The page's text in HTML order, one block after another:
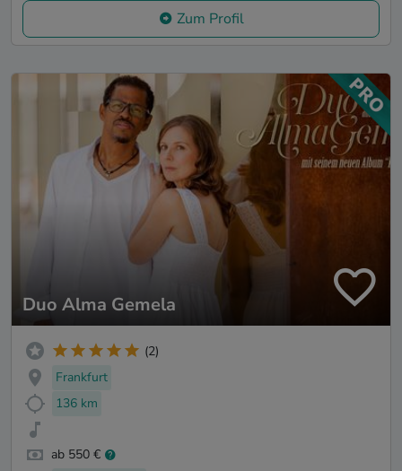
Zum Profil
Duo Alma Gemela
(2)
Frankfurt
136 km
ab 550 €